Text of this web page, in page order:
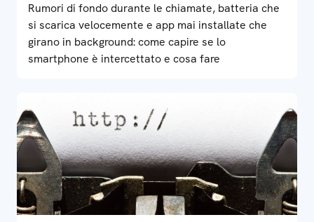
Rumori di fondo durante le chiamate, batteria che
si scarica velocemente e app mai installate che
girano in background: come capire se lo
smartphone è intercettato e cosa fare